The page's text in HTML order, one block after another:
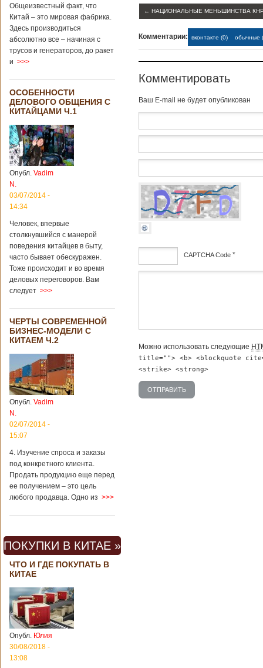
обнаружить
крупнейший рудник
по добыче бирюзы
на территории
Уйгурского
автономного
Китая. Об этом
сообщает
агентство Синьхуа,
ссылаясь на
Синьцзянский
институт
археологии и
культурных
реликвий. Площадь
участка, на
котором добывали
бирюзу, составляет
квадратных
километров.
Сообщается, что
рудник состоит из
функциональных
Подробнее...
Опубликовано
для туристов
вещи в Китае
Традиции и образ
жизни жителей
Китая существенно
отличаются от
Мы собрали для
вас информацию о
вещах, которые
больше всего
удивляют туристов
в Поднебесной.
Металлодетекторы
не было, да и весь
Китай в этом
отношении
считается
государством. Но в
метрополитене
Шанхая или
Подробнее...
Опубликовано
23/09/2018 - 13:07
В Китае
появился на
свет ребенок
Общеизвестный факт, что
Китай – это мировая фабрика.
Здесь производиться
абсолютно все – начиная с
трусов и генераторов, до ракет
и >>>
ОСОБЕННОСТИ
ДЕЛОВОГО ОБЩЕНИЯ С
КИТАЙЦАМИ Ч.1
Опубл. Vadim
N.
03/07/2014 -
14:34
Человек, впервые
столкнувшийся с манерой
поведения китайцев в быту,
часто бывает обескуражен.
Тоже происходит и во время
деловых переговоров. Вам
следует >>>
ЧЕРТЫ СОВРЕМЕННОЙ
БИЗНЕС-МОДЕЛИ С
КИТАЕМ Ч.2
Опубл. Vadim
N.
02/07/2014 -
15:07
4. Изучение спроса и заказы
под конкретного клиента.
Продать продукцию еще перед
ее получением – это цель
любого продавца. Одно из >>>
ПОКУПКИ В КИТАЕ »
ЧТО И ГДЕ ПОКУПАТЬ В
КИТАЕ
Опубл. Юлия
30/08/2018 -
13:08
← НАЦИОНАЛЬНЫЕ МЕНЬШИНСТВА
Комментарии: вконтакте (0) обычные
Комментировать
Baш E-mail не будет опубликован
CAPTCHA Code *
Можно использовать следующие
title=""> <b> <blockquote
<strike> <strong>